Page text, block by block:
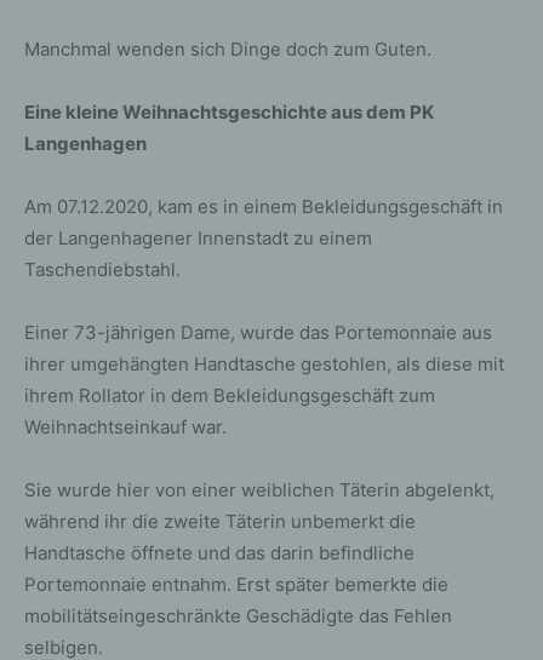
Manchmal wenden sich Dinge doch zum Guten.
Eine kleine Weihnachtsgeschichte aus dem PK
Langenhagen
Am 07.12.2020, kam es in einem Bekleidungsgeschäft in
der Langenhagener Innenstadt zu einem
Taschendiebstahl.
Einer 73-jährigen Dame, wurde das Portemonnaie aus
ihrer umgehängten Handtasche gestohlen, als diese mit
ihrem Rollator in dem Bekleidungsgeschäft zum
Weihnachtseinkauf war.
Sie wurde hier von einer weiblichen Täterin abgelenkt,
während ihr die zweite Täterin unbemerkt die
Handtasche öffnete und das darin befindliche
Portemonnaie entnahm. Erst später bemerkte die
mobilitätseingeschränkte Geschädigte das Fehlen
selbigen.